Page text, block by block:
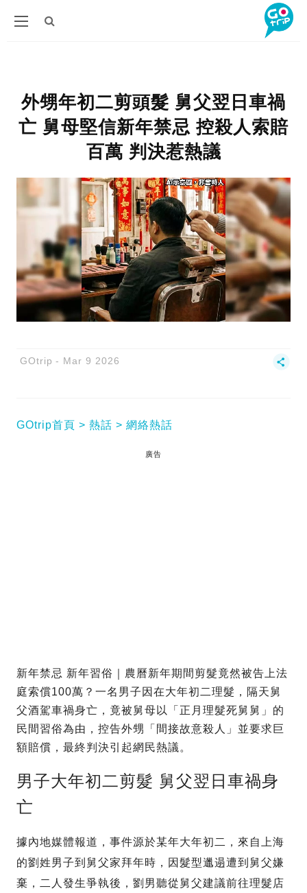
外甥年初二剪頭髮 舅父翌日車禍
亡 舅母堅信新年禁忌 控殺人索賠
百萬 判決惹熱議
GOtrip Mar 9 2026
GOtrip首頁 熱話 網絡熱話
廣告
新年禁忌 新年習俗｜農曆新年期間剪髮竟然被告上法
庭索償100萬？一名男子因在大年初二理髮，隔天舅
父酒駕車禍身亡，竟被舅母以「正月理髮死舅舅」的
民間習俗為由，控告外甥「間接故意殺人」並要求巨
額賠償，最終判決引起網民熱議。
男子大年初二剪髮 舅父翌日車禍身
亡
據內地媒體報道，事件源於某年大年初二，來自上海
的劉姓男子到舅父家拜年時，因髮型邋遢遭到舅父嫌
棄，二人發生爭執後，劉男聽從舅父建議前往理髮店